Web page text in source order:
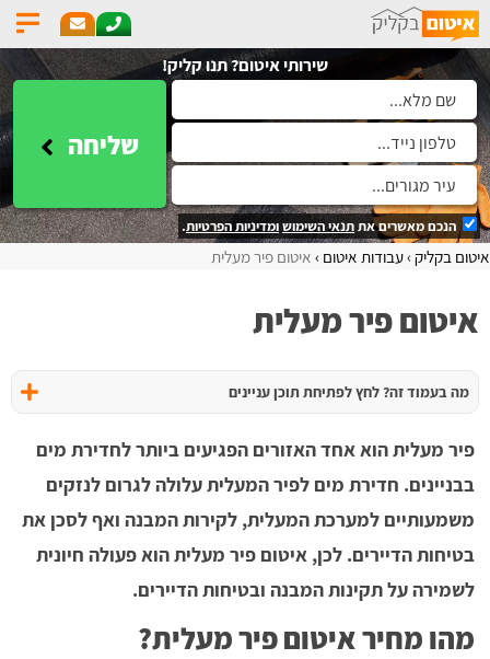
שירותי איטום? תנו קליק!
שליחה
הנכם מאשרים אתתנאי השימושומדיניות הפרטיות.
איטום בקליק עבודות איטום איטום פיר מעלית
איטום פיר מעלית
מה בעמוד זה? לחץ לפתיחת תוכן עניינים
פיר מעלית הוא אחד האזורים הפגיעים ביותר לחדירת מים
בבניינים. חדירת מים לפיר המעלית עלולה לגרום לנזקים
משמעותיים למערכת המעלית, לקירות המבנה ואף לסכן את
בטיחות הדיירים. לכן, איטום פיר מעלית הוא פעולה חיונית
לשמירה על תקינות המבנה ובטיחות הדיירים.
מהו מחיר איטום פיר מעלית?